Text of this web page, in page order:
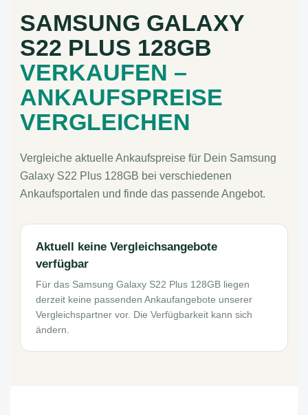
SAMSUNG GALAXY
S22 PLUS 128GB
VERKAUFEN –
ANKAUFSPREISE
VERGLEICHEN
Vergleiche aktuelle Ankaufspreise für Dein Samsung
Galaxy S22 Plus 128GB bei verschiedenen
Ankaufsportalen und finde das passende Angebot.
Aktuell keine Vergleichsangebote
verfügbar
Für das Samsung Galaxy S22 Plus 128GB liegen
derzeit keine passenden Ankaufangebote unserer
Vergleichspartner vor. Die Verfügbarkeit kann sich
ändern.